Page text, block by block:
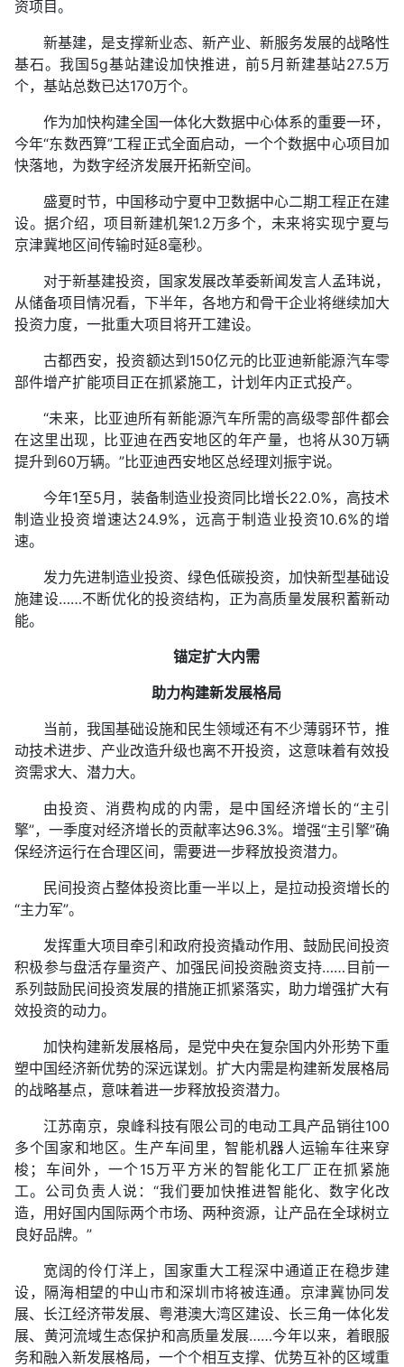
资项目。
新基建，是支撑新业态、新产业、新服务发展的战略性
基石。我国5g基站建设加快推进，前5月新建基站27.5万
个，基站总数已达170万个。
作为加快构建全国一体化大数据中心体系的重要一环，
今年“东数西算”工程正式全面启动，一个个数据中心项目加
快落地，为数字经济发展开拓新空间。
盛夏时节，中国移动宁夏中卫数据中心二期工程正在建
设。据介绍，项目新建机架1.2万多个，未来将实现宁夏与
京津冀地区间传输时延8毫秒。
对于新基建投资，国家发展改革委新闻发言人孟玮说，
从储备项目情况看，下半年，各地方和骨干企业将继续加大
投资力度，一批重大项目将开工建设。
古都西安，投资额达到150亿元的比亚迪新能源汽车零
部件增产扩能项目正在抓紧施工，计划年内正式投产。
“未来，比亚迪所有新能源汽车所需的高级零部件都会
在这里出现，比亚迪在西安地区的年产量，也将从30万辆
提升到60万辆。”比亚迪西安地区总经理刘振宇说。
今年1至5月，装备制造业投资同比增长22.0%，高技术
制造业投资增速达24.9%，远高于制造业投资10.6%的增
速。
发力先进制造业投资、绿色低碳投资，加快新型基础设
施建设……不断优化的投资结构，正为高质量发展积蓄新动
能。
锚定扩大内需
助力构建新发展格局
当前，我国基础设施和民生领域还有不少薄弱环节，推
动技术进步、产业改造升级也离不开投资，这意味着有效投
资需求大、潜力大。
由投资、消费构成的内需，是中国经济增长的“主引
擎”，一季度对经济增长的贡献率达96.3%。增强“主引擎”确
保经济运行在合理区间，需要进一步释放投资潜力。
民间投资占整体投资比重一半以上，是拉动投资增长的
“主力军”。
发挥重大项目牵引和政府投资撬动作用、鼓励民间投资
积极参与盘活存量资产、加强民间投资融资支持……目前一
系列鼓励民间投资发展的措施正抓紧落实，助力增强扩大有
效投资的动力。
加快构建新发展格局，是党中央在复杂国内外形势下重
塑中国经济新优势的深远谋划。扩大内需是构建新发展格局
的战略基点，意味着进一步释放投资潜力。
江苏南京，泉峰科技有限公司的电动工具产品销往100
多个国家和地区。生产车间里，智能机器人运输车往来穿
梭；车间外，一个15万平方米的智能化工厂正在抓紧施
工。公司负责人说：“我们要加快推进智能化、数字化改
造，用好国内国际两个市场、两种资源，让产品在全球树立
良好品牌。”
宽阔的伶仃洋上，国家重大工程深中通道正在稳步建
设，隔海相望的中山市和深圳市将被连通。京津冀协同发
展、长江经济带发展、粤港澳大湾区建设、长三角一体化发
展、黄河流域生态保护和高质量发展……今年以来，着眼服
务和融入新发展格局，一个个相互支撑、优势互补的区域重